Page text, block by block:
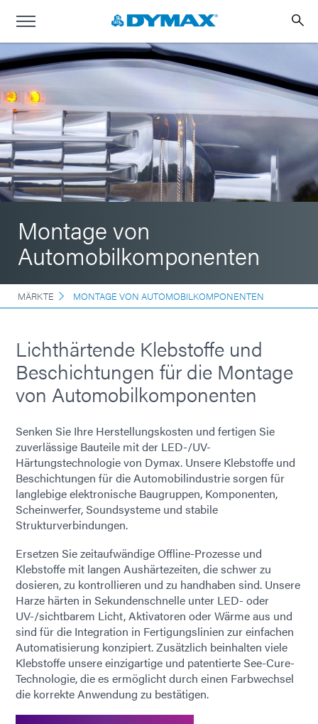
Montage von
Automobilkomponenten
MÄRKTE MONTAGE VON AUTOMOBILKOMPONENTEN
Lichthärtende Klebstoffe und
Beschichtungen für die Montage
von Automobilkomponenten
Senken Sie Ihre Herstellungskosten und fertigen Sie
zuverlässige Bauteile mit der LED-/UV-
Härtungstechnologie von Dymax. Unsere Klebstoffe und
Beschichtungen für die Automobilindustrie sorgen für
langlebige elektronische Baugruppen, Komponenten,
Scheinwerfer, Soundsysteme und stabile
Strukturverbindungen.
Ersetzen Sie zeitaufwändige Offline-Prozesse und
Klebstoffe mit langen Aushärtezeiten, die schwer zu
dosieren, zu kontrollieren und zu handhaben sind. Unsere
Harze härten in Sekundenschnelle unter LED- oder
UV-/sichtbarem Licht, Aktivatoren oder Wärme aus und
sind für die Integration in Fertigungslinien zur einfachen
Automatisierung konzipiert. Zusätzlich beinhalten viele
Klebstoffe unsere einzigartige und patentierte See-Cure-
Technologie, die es ermöglicht durch einen Farbwechsel
die korrekte Anwendung zu bestätigen.